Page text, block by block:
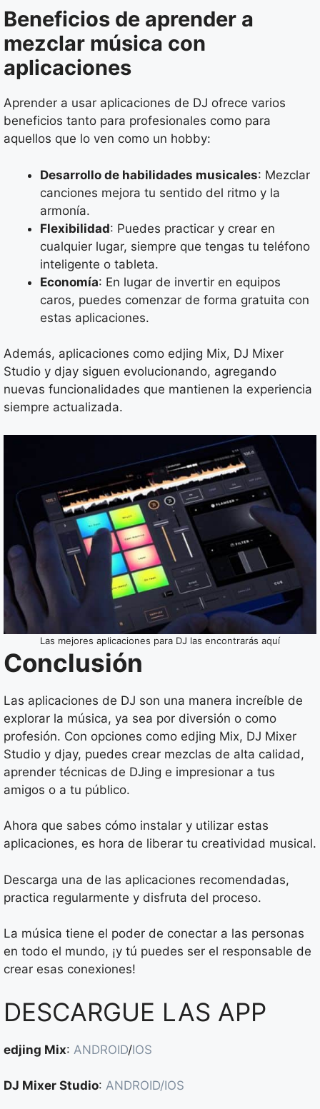
Beneficios de aprender a
mezclar música con
aplicaciones
Aprender a usar aplicaciones de DJ ofrece varios
beneficios tanto para profesionales como para
aquellos que lo ven como un hobby:
Desarrollo de habilidades musicales: Mezclar
canciones mejora tu sentido del ritmo y la
armonía.
Flexibilidad: Puedes practicar y crear en
cualquier lugar, siempre que tengas tu teléfono
inteligente o tableta.
Economía: En lugar de invertir en equipos
caros, puedes comenzar de forma gratuita con
estas aplicaciones.
Además, aplicaciones como edjing Mix, DJ Mixer
Studio y djay siguen evolucionando, agregando
nuevas funcionalidades que mantienen la experiencia
siempre actualizada.
Las mejores aplicaciones para DJ las encontrarás aquí
Conclusión
Las aplicaciones de DJ son una manera increíble de
explorar la música, ya sea por diversión o como
profesión. Con opciones como edjing Mix, DJ Mixer
Studio y djay, puedes crear mezclas de alta calidad,
aprender técnicas de DJing e impresionar a tus
amigos o a tu público.
Ahora que sabes cómo instalar y utilizar estas
aplicaciones, es hora de liberar tu creatividad musical.
Descarga una de las aplicaciones recomendadas,
practica regularmente y disfruta del proceso.
La música tiene el poder de conectar a las personas
en todo el mundo, ¡y tú puedes ser el responsable de
crear esas conexiones!
DESCARGUE LAS APP
edjing Mix: ANDROID/IOS
DJ Mixer Studio: ANDROID/IOS